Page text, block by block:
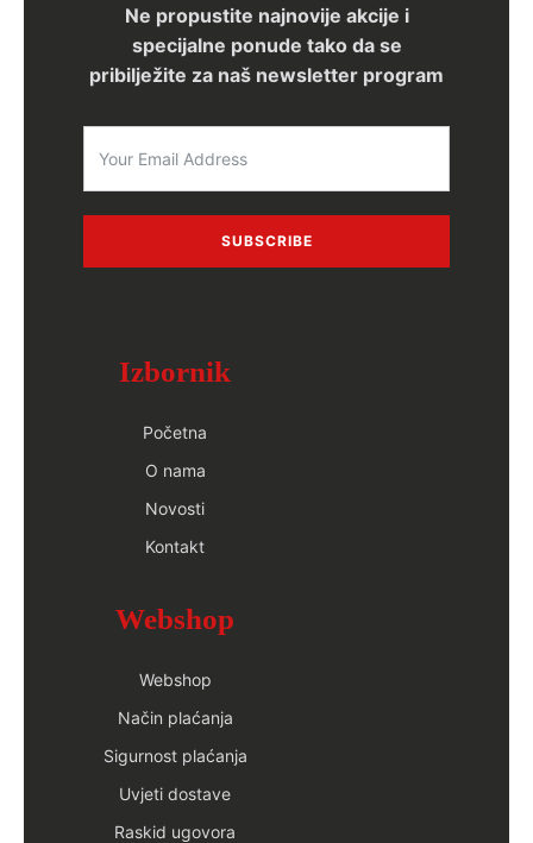
Ne propustite najnovije akcije i
specijalne ponude tako da se
pribilježite za naš newsletter program
SUBSCRIBE
Izbornik
Početna
O nama
Novosti
Kontakt
Webshop
Webshop
Način plaćanja
Sigurnost plaćanja
Uvjeti dostave
Raskid ugovora